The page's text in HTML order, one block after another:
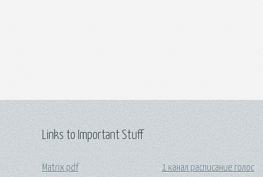
Links to Important Stuff
Matrix pdf 1 канал расписание голос